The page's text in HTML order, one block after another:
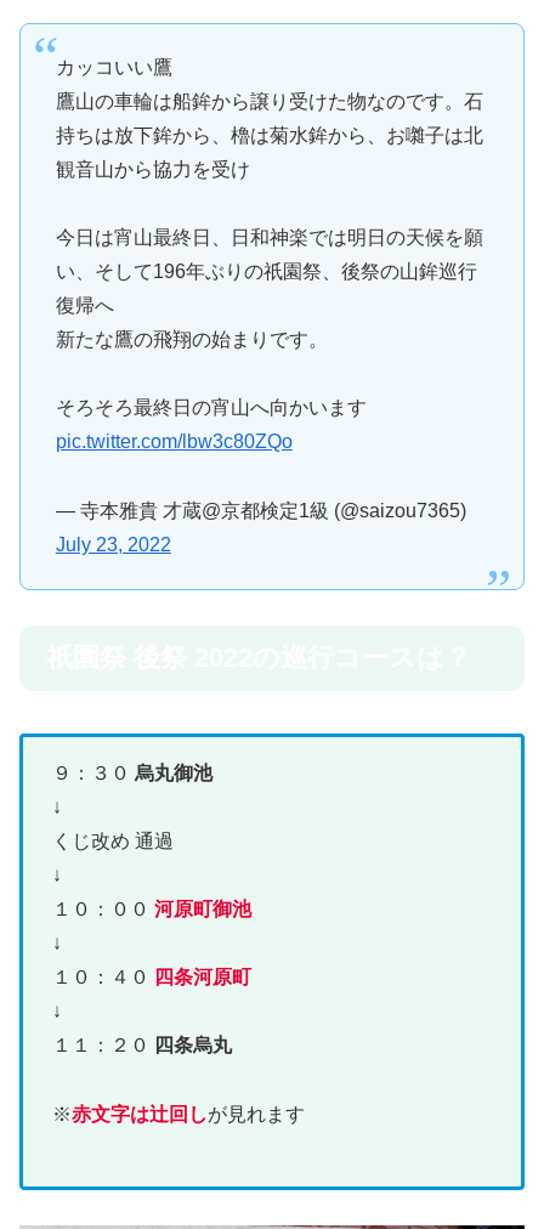
カッコいい鷹
鷹山の車輪は船鉾から譲り受けた物なのです。石
持ちは放下鉾から、櫓は菊水鉾から、お囃子は北
観音山から協力を受け
今日は宵山最終日、日和神楽では明日の天候を願
い、そして196年ぶりの祇園祭、後祭の山鉾巡行
復帰へ
新たな鷹の飛翔の始まりです。
そろそろ最終日の宵山へ向かいます
pic.twitter.com/lbw3c80ZQo
— 寺本雅貴 才蔵@京都検定1級 (@saizou7365)
July 23, 2022
９：３０ 烏丸御池
↓
くじ改め 通過
↓
１０：００ 河原町御池
↓
１０：４０ 四条河原町
↓
１１：２０ 四条烏丸
※赤文字は辻回しが見れます